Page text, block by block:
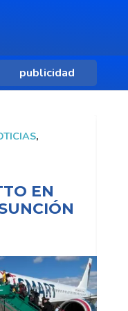
publicidad
,
EN